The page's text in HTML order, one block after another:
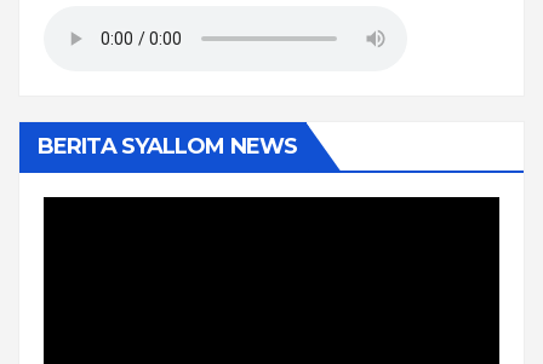
BERITA SYALLOM NEWS